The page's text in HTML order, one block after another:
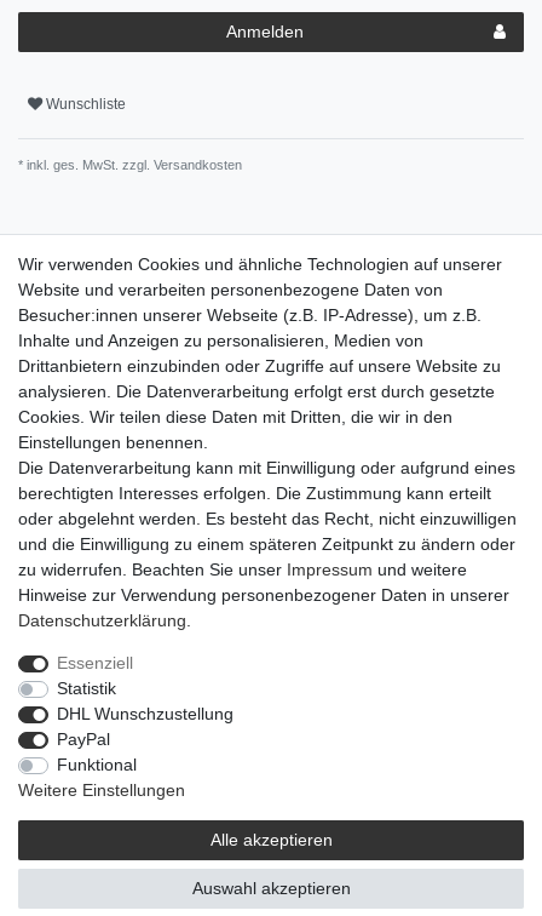
Anmelden
Wunschliste
* inkl. ges. MwSt. zzgl. Versandkosten
Beschreibung
Pflegehinweise
Artikel-Details
Zum Beispiel für OASIS® Junior Schale.
Widerrufs­recht
Daten­schutz­erklärung
© 2021 | © Flowerbox Deutschland GmbH
Wir verwenden Cookies und ähnliche Technologien auf unserer
Website und verarbeiten personenbezogene Daten von
Besucher:innen unserer Webseite (z.B. IP-Adresse), um z.B.
Inhalte und Anzeigen zu personalisieren, Medien von
Drittanbietern einzubinden oder Zugriffe auf unsere Website zu
analysieren. Die Datenverarbeitung erfolgt erst durch gesetzte
Cookies. Wir teilen diese Daten mit Dritten, die wir in den
Einstellungen benennen.
Die Datenverarbeitung kann mit Einwilligung oder aufgrund eines
berechtigten Interesses erfolgen. Die Zustimmung kann erteilt
oder abgelehnt werden. Es besteht das Recht, nicht einzuwilligen
und die Einwilligung zu einem späteren Zeitpunkt zu ändern oder
zu widerrufen. Beachten Sie unser Impressum und weitere
Hinweise zur Verwendung personenbezogener Daten in unserer
Daten­schutz­erklärung
Essenziell
Statistik
DHL Wunschzustellung
PayPal
Funktional
Weitere Einstellungen
Alle akzeptieren
Auswahl akzeptieren